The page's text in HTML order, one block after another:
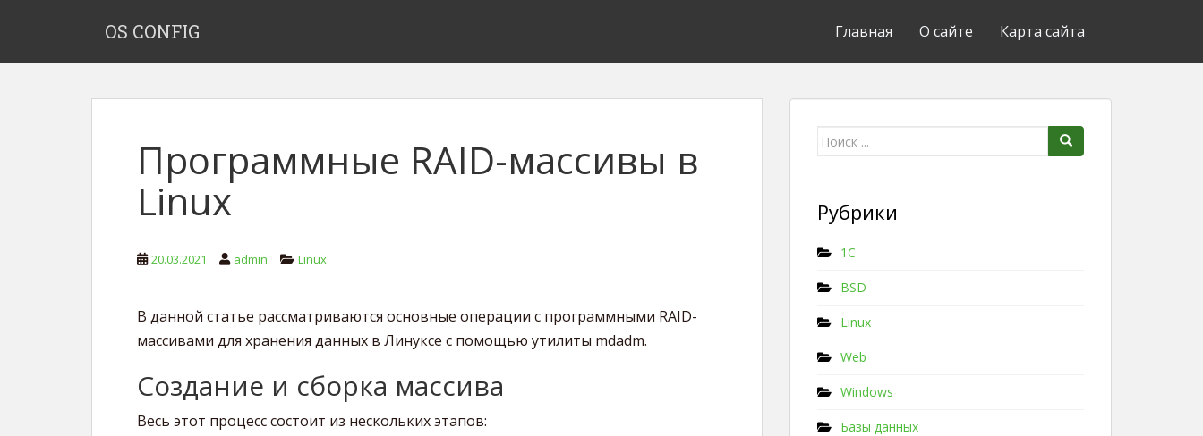
OS CONFIG Главная О сайте Карта сайта
Программные RAID-массивы в
Linux
20.03.2021 admin Linux
В данной статье рассматриваются основные операции с программными RAID-
массивами для хранения данных в Линуксе с помощью утилиты mdadm.
Создание и сборка массива
Весь этот процесс состоит из нескольких этапов:
Поиск для:
Рубрики
1C
BSD
Linux
Web
Windows
Базы данных